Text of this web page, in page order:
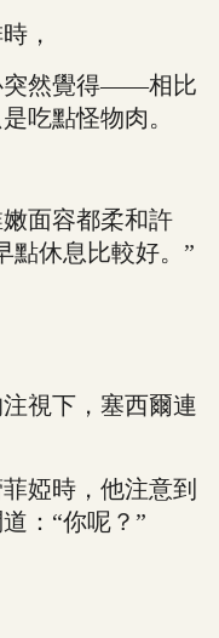
，
然覺得——相比
吃點怪物肉。
面容都柔和許
點休息比較好。”
視下，塞西爾連
婭時，他注意到
：“你呢？”